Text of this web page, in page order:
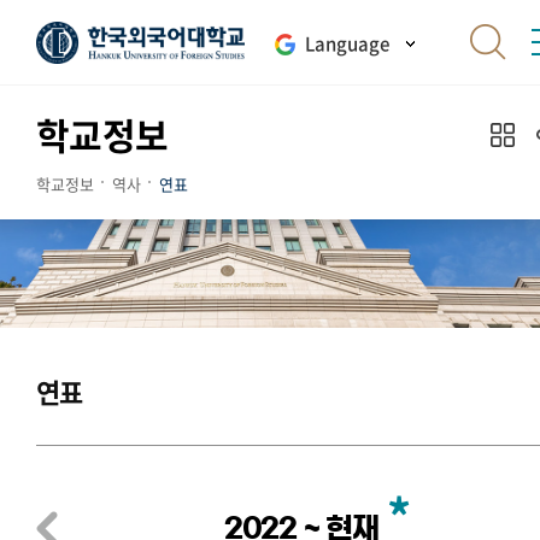
Language
학교정보
학교정보 역사 연표
연표
2022 ~ 현재